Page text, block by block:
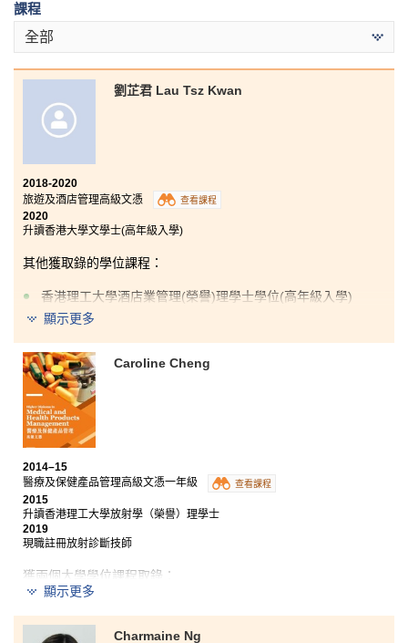
燈
片
課程
全部
劉芷君 Lau Tsz Kwan
2018-2020
旅遊及酒店管理高級文憑
查看課程
2020
升讀香港大學文學士(高年級入學)
其他獲取錄的學位課程：
香港理工大學酒店業管理(榮譽)理學士學位(高年級入學)
師很友善，樂於協助學生。我有機會在一所豪華酒店進
行實習，得到了寶貴的經驗，更深入了解到酒店的運
作。
顯示更多
Caroline Cheng
2014–15
醫療及保健產品管理高級文憑一年級
查看課程
2015
升讀香港理工大學放射學（榮譽）理學士
2019
現職註冊放射診斷技師
獲兩個大學學位課程取錄：
香港大學護理學學士
顯示更多
Charmaine Ng